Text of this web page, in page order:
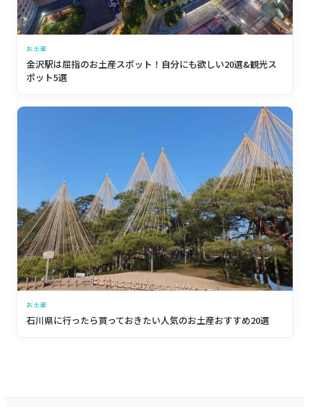
お土産
金沢駅は屈指のお土産スポット！自分にも欲しい20選&観光ス
ポット5選
お土産
石川県に行ったら買っておきたい人気のお土産おすすめ20選